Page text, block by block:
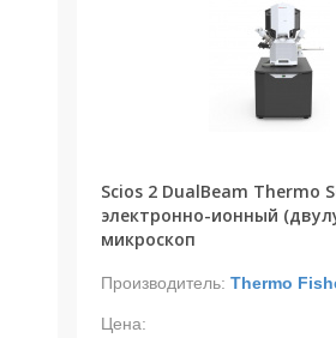
Scios 2 DualBeam Thermo
электронно-ионный
микроскоп
Производитель: Thermo
Цена: